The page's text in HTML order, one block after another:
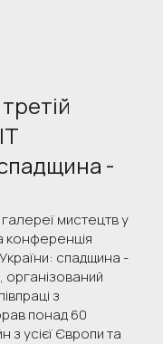
-
галереї мистецтв у
конференція
спадщина -
організований
з
понад 60
з усієї Європи та